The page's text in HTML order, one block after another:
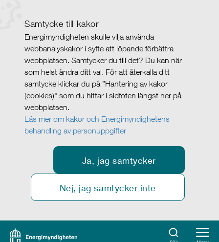
Samtycke till kakor
Energimyndigheten skulle vilja använda
webbanalyskakor i syfte att löpande förbättra
webbplatsen. Samtycker du till det? Du kan när
som helst ändra ditt val. För att återkalla ditt
samtycke klickar du på ”Hantering av kakor
(cookies)" som du hittar i sidfoten längst ner på
webbplatsen.
Läs mer om kakor och Energimyndighetens
behandling av personuppgifter
Ja, jag samtycker
Nej, jag samtycker inte